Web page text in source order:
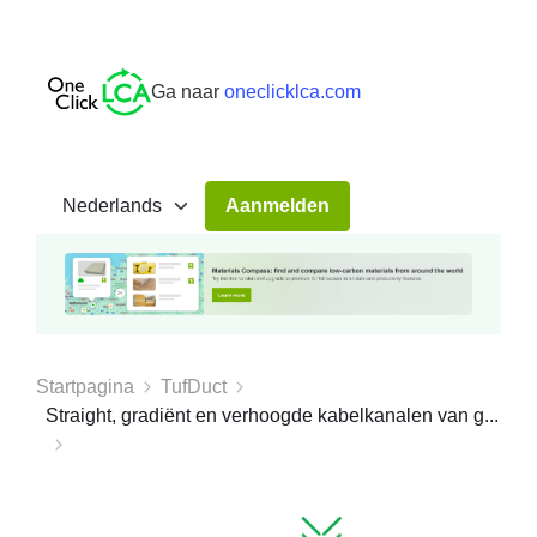
Ga naar oneclicklca.com
Aanmelden
Startpagina
TufDuct
Straight, gradiënt en verhoogde kabelkanalen van g...